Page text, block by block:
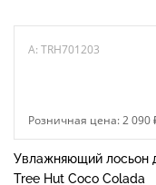
A: TRH701203
Розничная цена: 2 090
Увлажняющий лосьон
Tree Hut Coco Colada